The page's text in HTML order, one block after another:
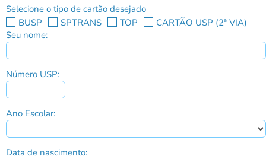
Selecione o tipo de cartão desejado
BUSP
SPTRANS TOP
CARTÃO USP (2ª VIA)
Seu nome:
Número USP:
Ano Escolar:
Data de nascimento: